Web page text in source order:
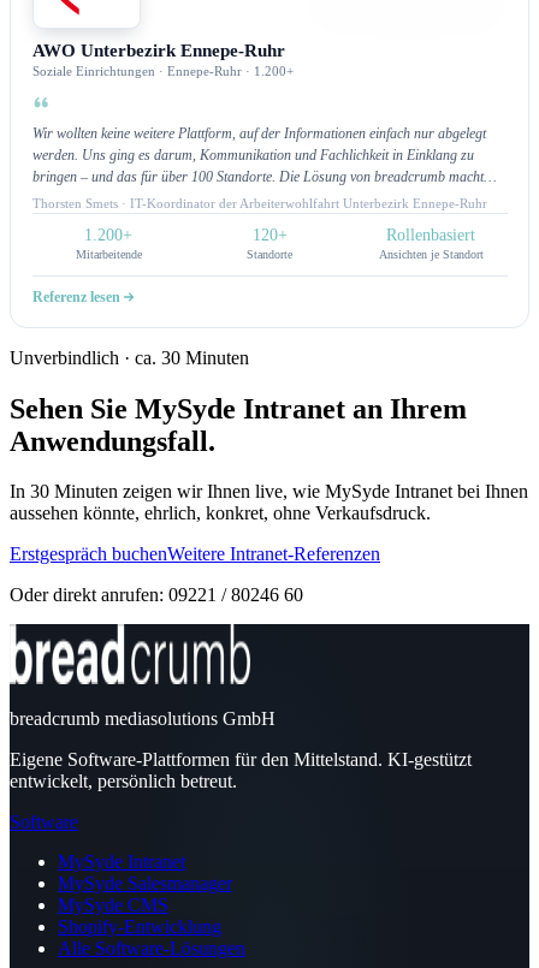
AWO Unterbezirk Ennepe-Ruhr
Soziale Einrichtungen · Ennepe-Ruhr · 1.200+
Wir wollten keine weitere Plattform, auf der Informationen einfach nur abgelegt
werden. Uns ging es darum, Kommunikation und Fachlichkeit in Einklang zu
bringen – und das für über 100 Standorte. Die Lösung von breadcrumb macht
genau das möglich: Mitarbeitende finden, was sie brauchen, und Fachbereiche
können zielgerichtet kommunizieren. Für uns ist das Intranet nicht nur Technik,
sondern ein echtes Arbeitsinstrument.Alle noch so individuellen Wünsche, konnten
bisher umgesetzt werden. Hier passt sich das Intranet unseren Prozessen an und
Thorsten Smets · IT-Koordinator der Arbeiterwohlfahrt Unterbezirk Ennepe-Ruhr
1.200+
Mitarbeitende
120+
Standorte
Rollenbasiert
Ansichten je Standort
Referenz lesen
Unverbindlich · ca. 30 Minuten
Sehen Sie MySyde Intranet an Ihrem
Anwendungsfall.
In 30 Minuten zeigen wir Ihnen live, wie MySyde Intranet bei Ihnen
aussehen könnte, ehrlich, konkret, ohne Verkaufsdruck.
Erstgespräch buchenWeitere Intranet-Referenzen
Oder direkt anrufen: 09221 / 80246 60
breadcrumb mediasolutions GmbH
Eigene Software-Plattformen für den Mittelstand. KI-gestützt
entwickelt, persönlich betreut.
Software
MySyde Intranet
MySyde Salesmanager
MySyde CMS
Shopify-Entwicklung
Alle Software-Lösungen